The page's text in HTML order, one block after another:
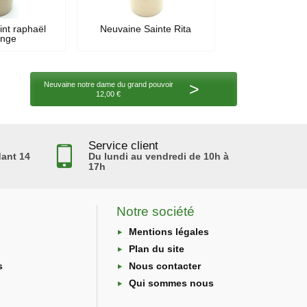
raphaël
Neuvaine Sainte Rita
Neuvaine notre dame du grand pouvoir
12,00 €
>
14
Service client
Du lundi au vendredi de 10h à
17h
Notre société
Mentions légales
Plan du site
Nous contacter
Qui sommes nous